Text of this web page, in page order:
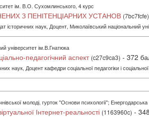
ім. В.О. Сухомлинського, 4 курс
З ПЕНІТЕНЦІАРНИХ УСТАНОВ (7bc7fcfe)
історичних наук, Доцент, Миколаївський національний
університет ім.В.Гнатюка
педагогічний аспект (c27c9ca3) - 372
наук, Доцент кафедри соціальної педагогіки і
молоді, гурток "Основи психології";
Інтернет-реальності (1163960c) -